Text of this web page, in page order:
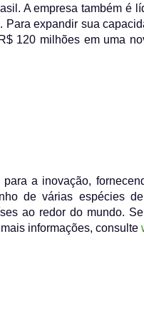
A empresa também é
expandir sua
120 milhões em uma
a inovação,
de várias espécies
ao redor do mundo.
informações, consulte